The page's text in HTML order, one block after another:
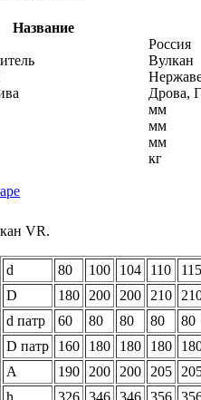
Название
Россия
Вулкан
Дрова,
мм
мм
мм
кг
VR.
d 80 100 104 110 115
D
180 200 200 210
d патр
60 80 80 80 80
D патр
160 180 180 180
A
190 200 200 205
h
326 346 346 356